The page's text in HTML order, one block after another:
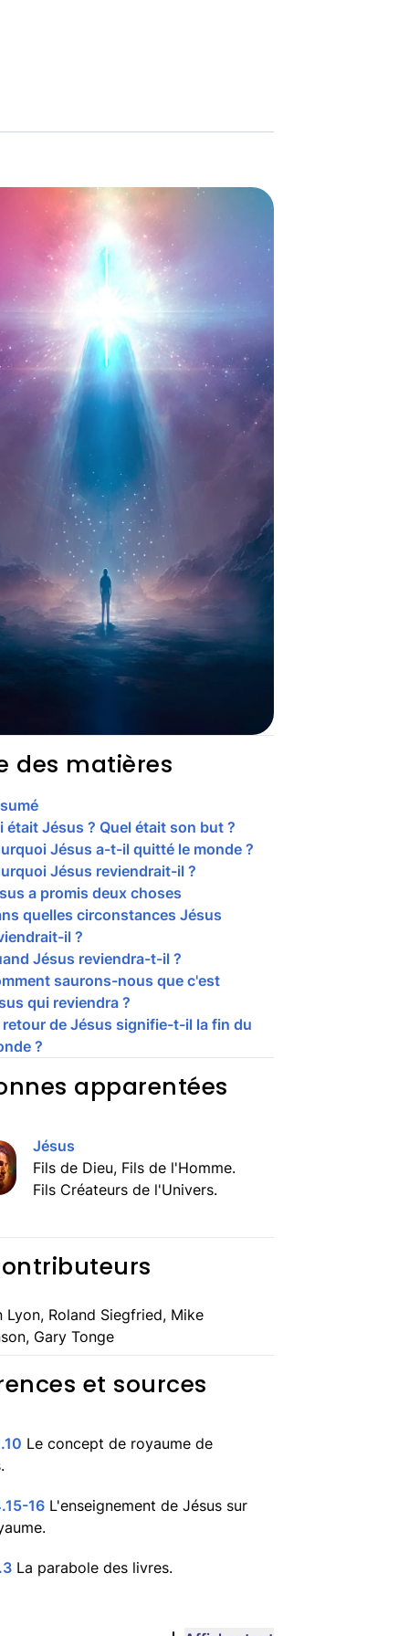
des matières
était Jésus ? Quel était son but ?
Jésus a-t-il quitté le monde ?
Jésus reviendrait-il ?
a promis deux choses
quelles circonstances Jésus
il ?
Jésus reviendra-t-il ?
saurons-nous que c'est
qui reviendra ?
retour de Jésus signifie-t-il la fin du
?
apparentées
Jésus
Fils de Dieu, Fils de l'Homme.
Fils Créateurs de l'Univers.
Lyon, Roland Siegfried, Mike
Gary Tonge
et sources
Le concept de royaume de
16 L'enseignement de Jésus sur
La parabole des livres.